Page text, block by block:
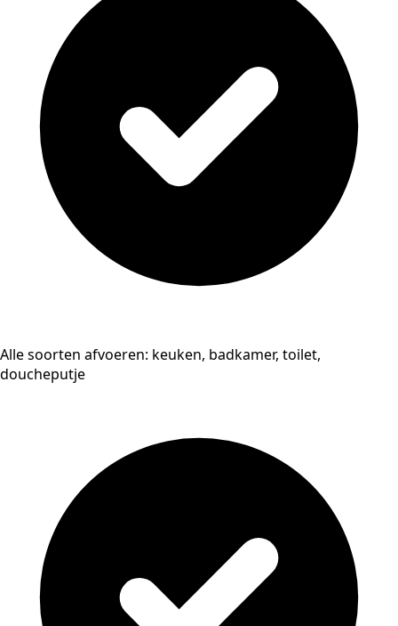
Alle soorten afvoeren: keuken, badkamer, toilet,
doucheputje